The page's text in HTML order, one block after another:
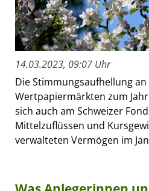
14.03.2023, 09:07 Uhr
Die Stimmungsaufhellung an
Wertpapiermärkten zum
sich auch am Schweizer
Mittelzuflüssen und
verwalteten Vermögen im